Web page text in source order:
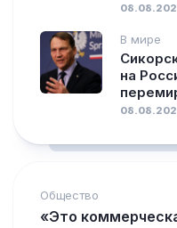
В мире
на
Общество
«Это